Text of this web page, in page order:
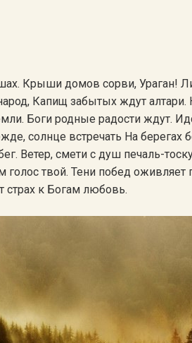
Крыши домов сорви, Ураган!
Капищ забытых ждут
Боги родные радости ждут.
солнце встречать На
Ветер, смети с душ печаль-
твой. Тени побед оживляет
страх к Богам любовь.